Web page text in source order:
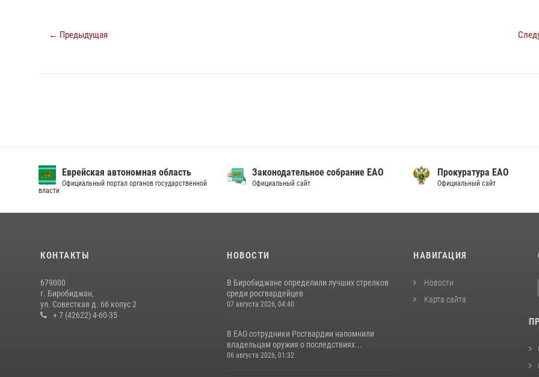
← Предыдущая
Еврейская автономная область
Официальный портал органов государственной
власти
Законодательное собрание ЕАО
Официальный сайт
Прокуратура ЕАО
Официальный сайт
КОНТАКТЫ
679000
г. Биробиджан,
ул. Совесткая д. 66 копус 2
+ 7 (42622) 4-60-35
НОВОСТИ
В Биробиджане определили лучших стрелков
среди росгвардейцев
07 августа 2026, 04:40
В ЕАО сотрудники Росгвардии напомнили
владельцам оружия о последствиях...
06 августа 2026, 01:32
НАВИГАЦИЯ
Новости
Карта сайта